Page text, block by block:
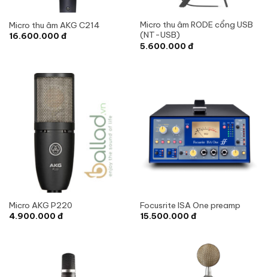
Micro thu âm AKG C214
16.600.000 đ
Micro thu âm RODE cổng USB
(NT-USB)
5.600.000 đ
Micro AKG P220
4.900.000 đ
Focusrite ISA One preamp
15.500.000 đ